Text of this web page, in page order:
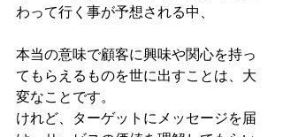
わって行く事が予想される中、
本当の意味で顧客に興味や関心を持っ
てもらえるものを世に出すことは、大
変なことです。
けれど、ターゲットにメッセージを届